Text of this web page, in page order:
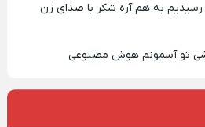
به هم آره شکر با صدای زن
تو آسمونم هوش مصنوعی